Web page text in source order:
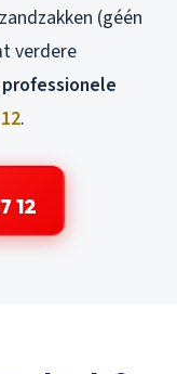
(géén
verdere
.
12